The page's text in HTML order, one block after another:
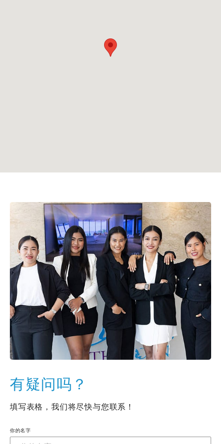
有疑问吗？
填写表格，我们将尽快与您联系！
你的名字